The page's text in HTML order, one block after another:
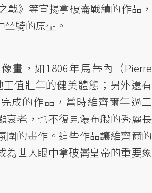
戰》等宣揚拿破崙戰績的作品，
騎的原型。
畫，如1806年馬蒂內（Pierre
值壯年的健美體態；另外還有
成的作品，當時維齊爾年過三
衰老，也不復見瀑布般的秀麗長
圍的畫作。這些作品讓維齊爾的
為世人眼中拿破崙皇帝的重要象